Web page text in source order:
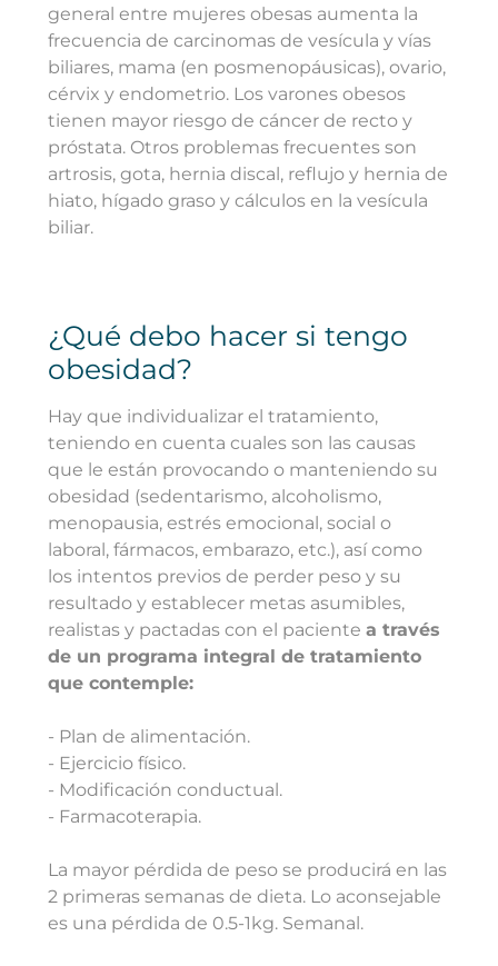
general entre mujeres obesas aumenta la
frecuencia de carcinomas de vesícula y vías
biliares, mama (en posmenopáusicas), ovario,
cérvix y endometrio. Los varones obesos
tienen mayor riesgo de cáncer de recto y
próstata. Otros problemas frecuentes son
artrosis, gota, hernia discal, reflujo y hernia de
hiato, hígado graso y cálculos en la vesícula
biliar.
¿Qué debo hacer si tengo
obesidad?
Hay que individualizar el tratamiento,
teniendo en cuenta cuales son las causas
que le están provocando o manteniendo su
obesidad (sedentarismo, alcoholismo,
menopausia, estrés emocional, social o
laboral, fármacos, embarazo, etc.), así como
los intentos previos de perder peso y su
resultado y establecer metas asumibles,
realistas y pactadas con el paciente a través
de un programa integral de tratamiento
que contemple:
- Plan de alimentación.
- Ejercicio físico.
- Modificación conductual.
- Farmacoterapia.
La mayor pérdida de peso se producirá en las
2 primeras semanas de dieta. Lo aconsejable
es una pérdida de 0.5-1kg. Semanal.